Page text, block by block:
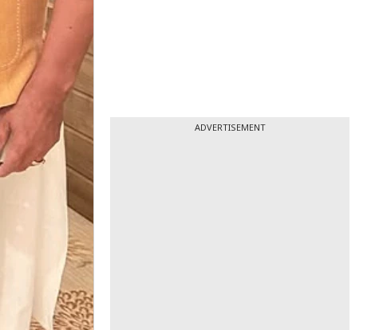
ADVERTISEMENT